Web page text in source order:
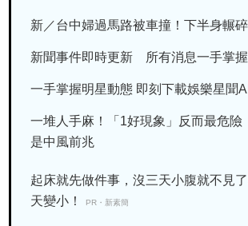
新／台中婦過馬路被車撞！下半身輾
新聞事件即時更新 所有消息一手掌握
一手掌握明星動態 即刻下載娛樂星聞
一堆人手麻！「1好現象」反而最危
是中風前兆
起床就先做件事，沒三天小腹就不見
天變小！
PR・新素簡